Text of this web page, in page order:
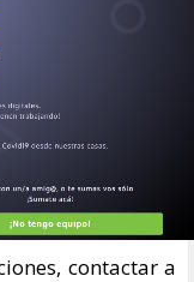
contactar a